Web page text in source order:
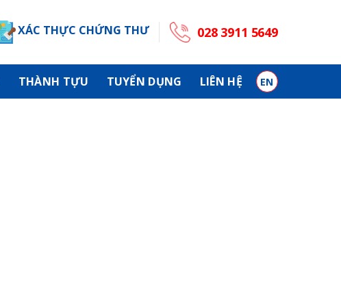
XÁC THỰC CHỨNG THƯ 028 3911 5649
THÀNH TỰU TUYỂN DỤNG LIÊN HỆ EN